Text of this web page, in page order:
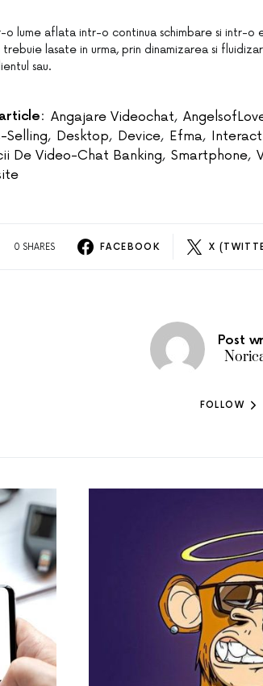
o lume aflata intr-o continua schimbare si intr-
lasate in urma, prin dinamizarea si
sau.
Angajare Videochat,
Selling, Desktop, Device, Efma,
De Video-Chat Banking, Smartphone,
0 SHARES FACEBOOK X
Post
FOLLOW